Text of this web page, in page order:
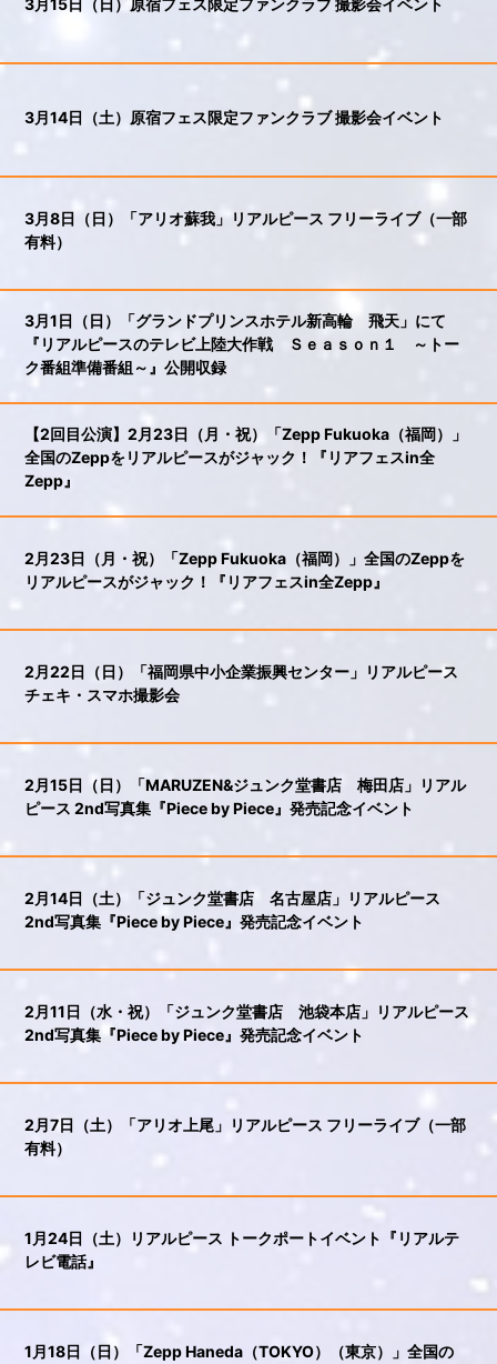
3月14日（土）原宿フェス限定ファンクラブ 撮影会イベント
3月8日（日）「アリオ蘇我」リアルピース フリーライブ（一部
有料）
3月1日（日）「グランドプリンスホテル新高輪 飛天」にて
『リアルピースのテレビ上陸大作戦 Ｓｅａｓｏｎ１ ～トー
ク番組準備番組～』公開収録
【2回目公演】2月23日（月・祝）「Zepp Fukuoka（福岡）」
全国のZeppをリアルピースがジャック！『リアフェスin全
Zepp』
2月23日（月・祝）「Zepp Fukuoka（福岡）」全国のZeppを
リアルピースがジャック！『リアフェスin全Zepp』
2月22日（日）「福岡県中小企業振興センター」リアルピース
チェキ・スマホ撮影会
2月15日（日）「MARUZEN&ジュンク堂書店 梅田店」リアル
ピース 2nd写真集『Piece by Piece』発売記念イベント
2月14日（土）「ジュンク堂書店 名古屋店」リアルピース
2nd写真集『Piece by Piece』発売記念イベント
2月11日（水・祝）「ジュンク堂書店 池袋本店」リアルピース
2nd写真集『Piece by Piece』発売記念イベント
2月7日（土）「アリオ上尾」リアルピース フリーライブ（一部
有料）
1月24日（土）リアルピース トークポートイベント『リアルテ
レビ電話』
1月18日（日）「Zepp Haneda（TOKYO）（東京）」全国の